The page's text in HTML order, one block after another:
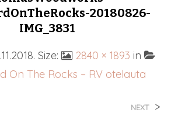
20180826-
IMG_3831
. Size: 2840 × 1893 in
On The Rocks – RV otelauta
NEXT >